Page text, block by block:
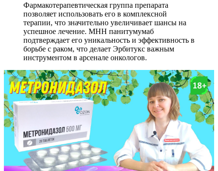
Фармакотерапевтическая группа препарата
позволяет использовать его в комплексной
терапии, что значительно увеличивает шансы на
успешное лечение. МНН панитумумаб
подтверждает его уникальность и эффективность в
борьбе с раком, что делает Эрбитукс важным
инструментом в арсенале онкологов.